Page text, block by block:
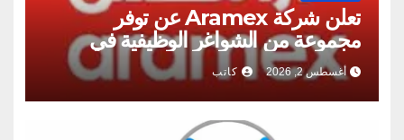
تعلن شركة Aramex عن توفر
مجموعة من الشواغر الوظيفية في
عمان
أغسطس 2, 2026 كاتب